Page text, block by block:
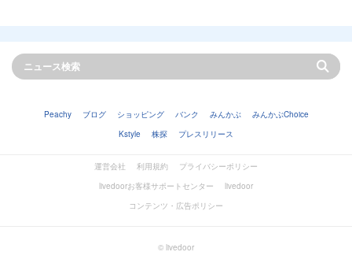
Peachy ブログ ショッピング バンク みんかぶ
みんかぶChoice
Kstyle
株探 プレスリリース
運営会社 利用規約
プライバシーポリシー
livedoorお客様サポートセンター
livedoor
コンテンツ・広告ポリシー
© livedoor